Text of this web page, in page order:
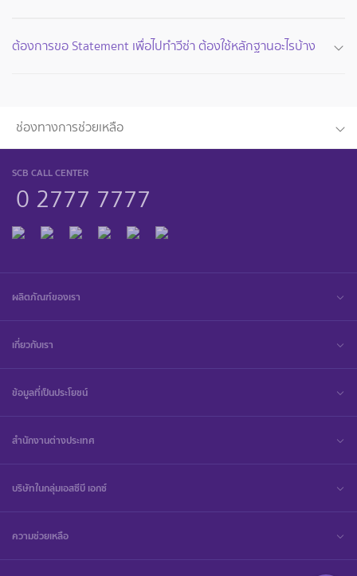
ต้องการขอ Statement เพื่อไปทำวีซ่า ต้องใช้หลักฐานอะไรบ้าง
ช่องทางการช่วยเหลือ
SCB CALL CENTER
0 2777 7777
ผลิตภัณฑ์ของเรา
เกี่ยวกับเรา
ข้อมูลที่เป็นประโยชน์
สำนักงานต่างประเทศ
บริษัทในกลุ่มเอสซีบี เอกซ์
ความช่วยเหลือ